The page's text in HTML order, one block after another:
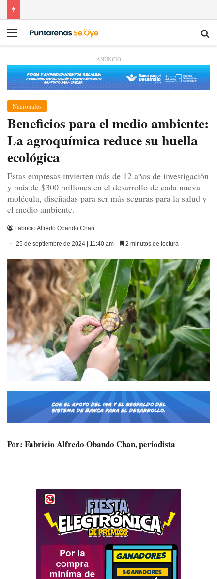
Menú
ANUNCIO
Nacionales
Beneficios para el medio ambiente:
La agroquímica reduce su huella
ecológica
Estas empresas invierten más de 12 años de investigación
y más de $300 millones en el desarrollo de cada nueva
molécula, diseñadas para ser más seguras para la salud y
el medio ambiente.
Fabricio Alfredo Obando Chan
25 de septiembre de 2024 | 11:40 am 2 minutos de lectura
Por: Fabricio Alfredo Obando Chan, periodista